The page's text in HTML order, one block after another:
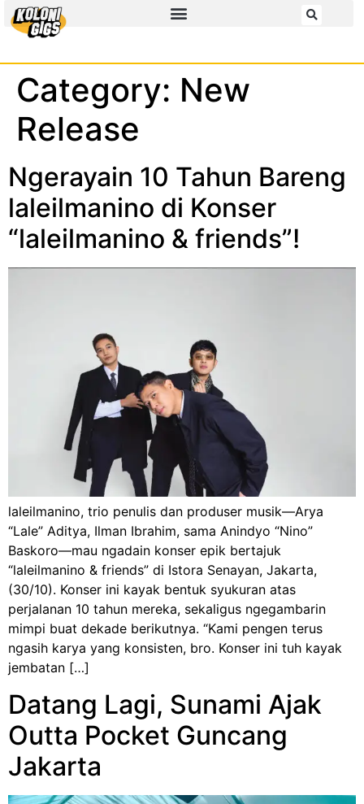
Category: New
Release
Ngerayain 10 Tahun Bareng
laleilmanino di Konser
“laleilmanino & friends”!
laleilmanino, trio penulis dan produser musik—Arya
“Lale” Aditya, Ilman Ibrahim, sama Anindyo “Nino”
Baskoro—mau ngadain konser epik bertajuk
“laleilmanino & friends” di Istora Senayan, Jakarta,
(30/10). Konser ini kayak bentuk syukuran atas
perjalanan 10 tahun mereka, sekaligus ngegambarin
mimpi buat dekade berikutnya. “Kami pengen terus
ngasih karya yang konsisten, bro. Konser ini tuh kayak
jembatan […]
Datang Lagi, Sunami Ajak
Outta Pocket Guncang
Jakarta